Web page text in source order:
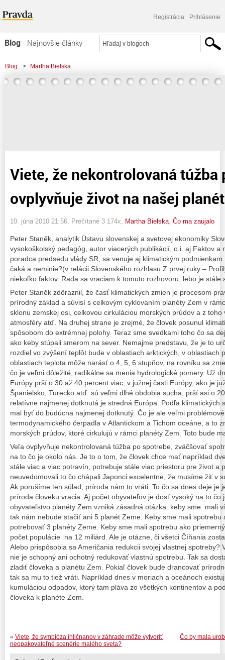
Registrácia Prihlásenie
Blog
Najnovšie články
Najčítanejšie články
Najkomentovanejšie články
Blog > Martha Bielska
> Viete, že nekontrolovaná túžba po spotrebe ovplyvňuje život na našej
Viete, že nekontrolovaná túžba
ovplyvňuje život na našej
10. júna 2010 21:56 , Prečítané 3 174x, Martha Bielska Čo ma zaujalo
Peter Staněk, analytik Ústavu slovenskej a svetovej ekonomiky
vysokoškolský pedagóg, autor viacerých publikácií, o.i. aj Faktov a
poradca predsedu vlády SR, sa venuje aj klimatickým
čaká a neminie?(v relácii Slovenského rozhlasu Z prvej ruky –
niekoľko faktov. Rada sa vraciam k tomuto rozhovoru, lebo je stále
Peter Staněk zdôraznil, že časť klimatických zmien je procesom
prírodný základ a súvisí s celkovým cyklovaním planéty Zem v
sklonu zemskej osi, celkovou cirkuláciou morských prúdov a z
atmosféry atď. Na druhej strane je zrejmé, že človek posunul
spôsobom do extrémnej polohy. Teraz sme svedkami toho čo sa
ako keby stúpali smerom na sever. Nemajme predstavu, že je to
rozdiel vo zvýšení teplôt bude v oblastiach arktických, v oblastiach
oblastiach teplota môže narásť o 4, 5, 6 stupňov, na rovníku sa
čo je veľmi dôležité, radikálne sa menia hydrologické pomery. Už
Európy prší o 30 až 40 percent viac, v južnej časti Európy, ako je
Španielsko, Turecko atď. sú veľmi dlhé obdobia sucha, prší asi o
relatívne najmenej dotknutá je stredná Európa. Podľa klimatických
mal byť do budúcna najmenej dotknutý. Čo je ale veľmi
termodynamického čerpadla v Atlantickom a Tichom oceáne, a to
morských prúdov, ktoré cirkulujú v rámci planéty Zem. Toto bude
Veľa ovplyvňuje nekontrolovaná túžba po spotrebe, zväčšovať
na to čo je okolo nás. Je to o tom, že človek chce mať napríklad
stále viac a viac potravín, potrebuje stále viac priestoru pre život a
neuvedomovali to čo chápali Japonci excelentne, že musíme žiť v
Ak porušíme ten súlad, príroda nám to vráti. To čo sa dnes deje je
príroda človeku vracia. Aj počet obyvateľov je dosť vysoký na to čo
obyvateľstvo planéty Zem vzniká zásadná otázka: keby sme mali
tak nám nebude stačiť ani 5 planét Zeme. Keby sme mali spotrebu
potrebovať 3 planéty Zeme. Keby sme mali spotrebu ako
počet populácie na 12 miliárd. Ale je otázne, či všetci Číňania
Alebo prispôsobia sa Američania redukcii svojej vlastnej spotreby?
nie je schopný ani ochotný redukovať vlastnú spotrebu. Tak sa
zladiť človeka a planétu Zem. Pokiaľ človek bude drancovať
tak sa mu to tiež vráti. Napríklad dnes v moriach a oceánoch
kumuláciou odpadov, ktorý tam pláva zo všetkých kontinentov a
človeka k planéte Zem.
Čo by mala
« Viete, že symbióza ihličnanov v záhrade môže vytvoriť
neopakovateľné scenérie malého sveta?